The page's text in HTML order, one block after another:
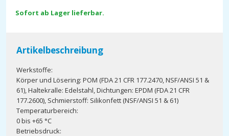
Sofort ab Lager lieferbar.
Artikelbeschreibung
Werkstoffe:
Körper und Lösering: POM (FDA 21 CFR 177.2470, NSF/ANSI 51 &
61), Haltekralle: Edelstahl, Dichtungen: EPDM (FDA 21 CFR
177.2600), Schmierstoff: Silikonfett (NSF/ANSI 51 & 61)
Temperaturbereich:
0 bis +65 °C
Betriebsdruck: